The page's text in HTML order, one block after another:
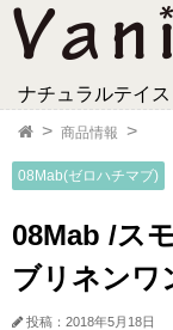
ナチュラルテイ
商品情報
08Mab(ゼロハチマブ)
08Mab /ス
ブリネンワ
投稿：2018年5月18日